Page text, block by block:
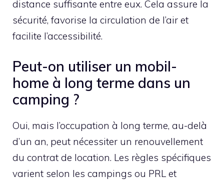
distance suffisante entre eux. Cela assure la
sécurité, favorise la circulation de l’air et
facilite l’accessibilité.
Peut-on utiliser un mobil-
home à long terme dans un
camping ?
Oui, mais l’occupation à long terme, au-delà
d’un an, peut nécessiter un renouvellement
du contrat de location. Les règles spécifiques
varient selon les campings ou PRL et